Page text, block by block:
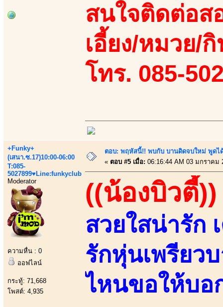
สนใจติดต่อส
เอี้ยง/หมวย/
โทร. 085-
+Funky+
(เสนา.ซ.17)10:00-06:00
T:085-
5027899♥Line:funkyclub
Moderator
ความหื่น : 0
ออฟไลน์
กระทู้: 71,668
โพสต์: 4,935
ตอบ: พฤหัสนี้!! พบกับ บานดิดจบใหม่ พูด
« ตอบ #5 เมื่อ: 06:16:44 AM 03 มกราคม
((น้องบิวตี้))
สวยใสน่ารัก
รักหุ่นเพรียว
ไหนขอให้บอ